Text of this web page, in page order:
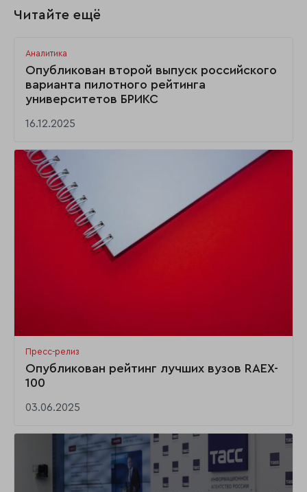
Читайте ещё
Аналитика
Опубликован второй выпуск российского
варианта пилотного рейтинга
университетов БРИКС
16.12.2025
Пресс-релиз
Опубликован рейтинг лучших вузов RAEX-
100
03.06.2025